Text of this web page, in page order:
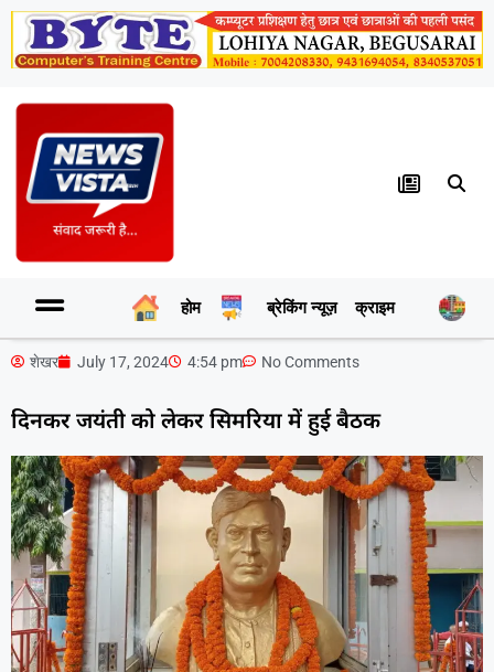
होम ब्रेकिंग न्यूज़ क्राइम
शेखर July 17, 2024 4:54 pm No Comments
दिनकर जयंती को लेकर सिमरिया में हुई बैठक